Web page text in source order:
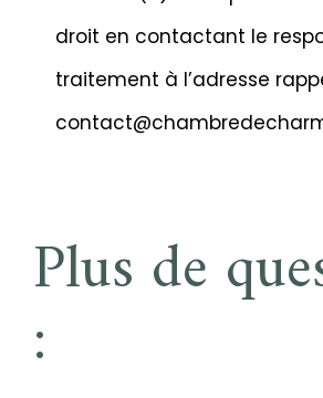
droit en contactant le
traitement à l’adresse
Plus de
: